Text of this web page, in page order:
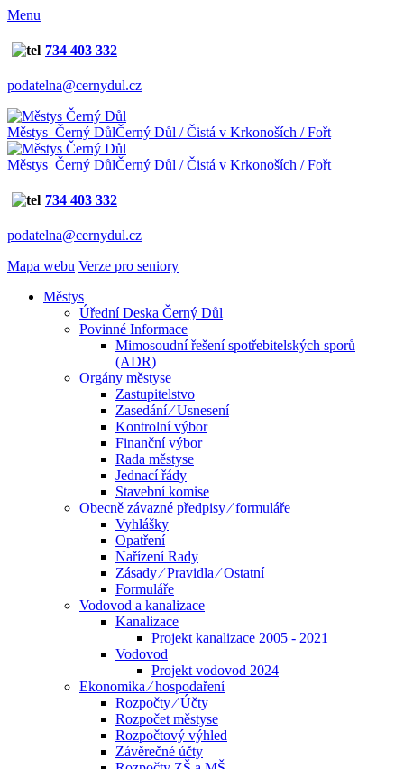
Menu
734 403 332
podatelna@cernydul.cz
Městys Černý DůlČerný Důl / Čistá v Krkonoších / Fořt
Městys Černý DůlČerný Důl / Čistá v Krkonoších / Fořt
734 403 332
podatelna@cernydul.cz
Mapa webu Verze pro seniory
Městys
Úřední Deska Černý Důl
Povinné Informace
Mimosoudní řešení spotřebitelských sporů
(ADR)
Orgány městyse
Zastupitelstvo
Zasedání ⁄ Usnesení
Kontrolní výbor
Finanční výbor
Rada městyse
Jednací řády
Stavební komise
Obecně závazné předpisy ⁄ formuláře
Vyhlášky
Opatření
Nařízení Rady
Zásady ⁄ Pravidla ⁄ Ostatní
Formuláře
Vodovod a kanalizace
Kanalizace
Projekt kanalizace 2005 - 2021
Vodovod
Projekt vodovod 2024
Ekonomika ⁄ hospodaření
Rozpočty ⁄ Účty
Rozpočet městyse
Rozpočtový výhled
Závěrečné účty